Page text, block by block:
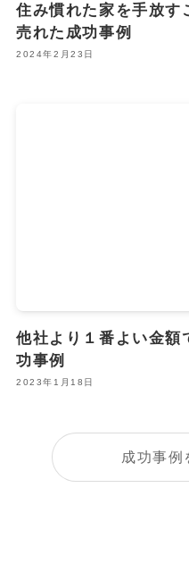
住み慣れた家を手放す
売れた成功事例
2024年2月23日
他社より１番よい金額
功事例
2023年1月18日
成功事例